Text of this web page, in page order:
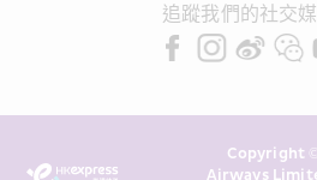
錄進行直接市場營銷和推
我的同意下，香港快運不
追蹤我們的社交
Copyright
Airways